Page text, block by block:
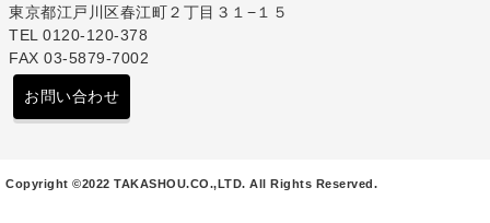
東京都江戸川区春江町２丁目３１−１５
TEL 0120-120-378
FAX 03-5879-7002
お問い合わせ
Copyright ©2022 TAKASHOU.CO.,LTD. All Rights Reserved.